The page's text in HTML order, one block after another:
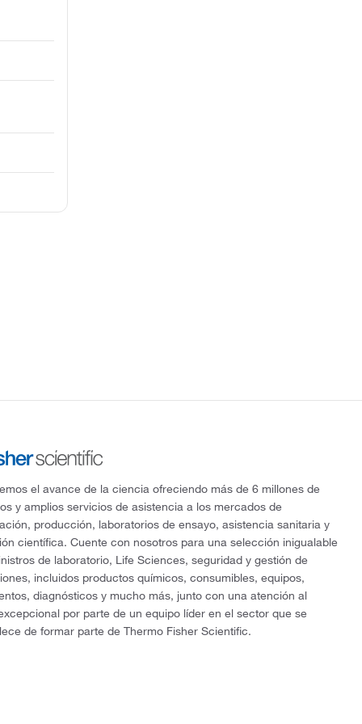
el avance de la ciencia ofreciendo más de 6 millones de
y amplios servicios de asistencia a los mercados de
producción, laboratorios de ensayo, asistencia sanitaria y
científica. Cuente con nosotros para una selección inigualable
de laboratorio, Life Sciences, seguridad y gestión de
incluidos productos químicos, consumibles, equipos,
diagnósticos y mucho más, junto con una atención al
por parte de un equipo líder en el sector que se
de formar parte de Thermo Fisher Scientific.